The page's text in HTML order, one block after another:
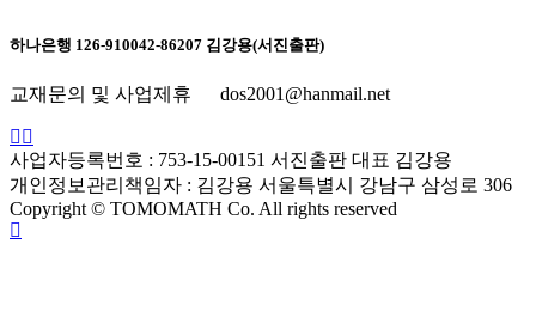
하나은행 126-910042-86207 김강용(서진출판)
교재문의 및 사업제휴 dos2001@hanmail.net
사업자등록번호 : 753-15-00151 서진출판 대표 김강용
개인정보관리책임자 : 김강용 서울특별시 강남구 삼성로 306
Copyright © TOMOMATH Co. All rights reserved